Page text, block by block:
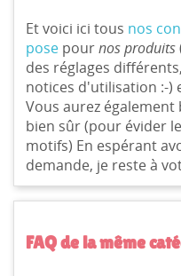
Et voici ici tous nos
pose pournos produits
des réglages
notices d'utilisation :-)
Vous aurez
bien sûr (pour évider
motifs) En espérant
demande, je reste à
FAQ de la même
((MODALTITLE))
CRÉER UNE
CONNEXION